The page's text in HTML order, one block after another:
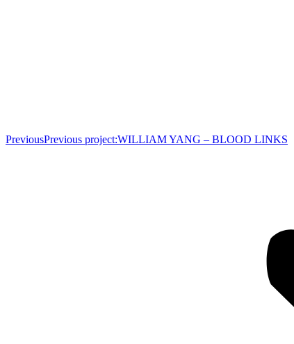
PreviousPrevious project:WILLIAM YANG – BLOOD LINKS